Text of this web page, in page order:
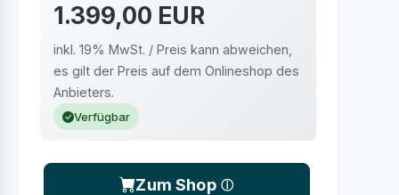
1.399,00 EUR
inkl. 19% MwSt. / Preis kann abweichen,
es gilt der Preis auf dem Onlineshop des
Anbieters.
Verfügbar
Zum Shop